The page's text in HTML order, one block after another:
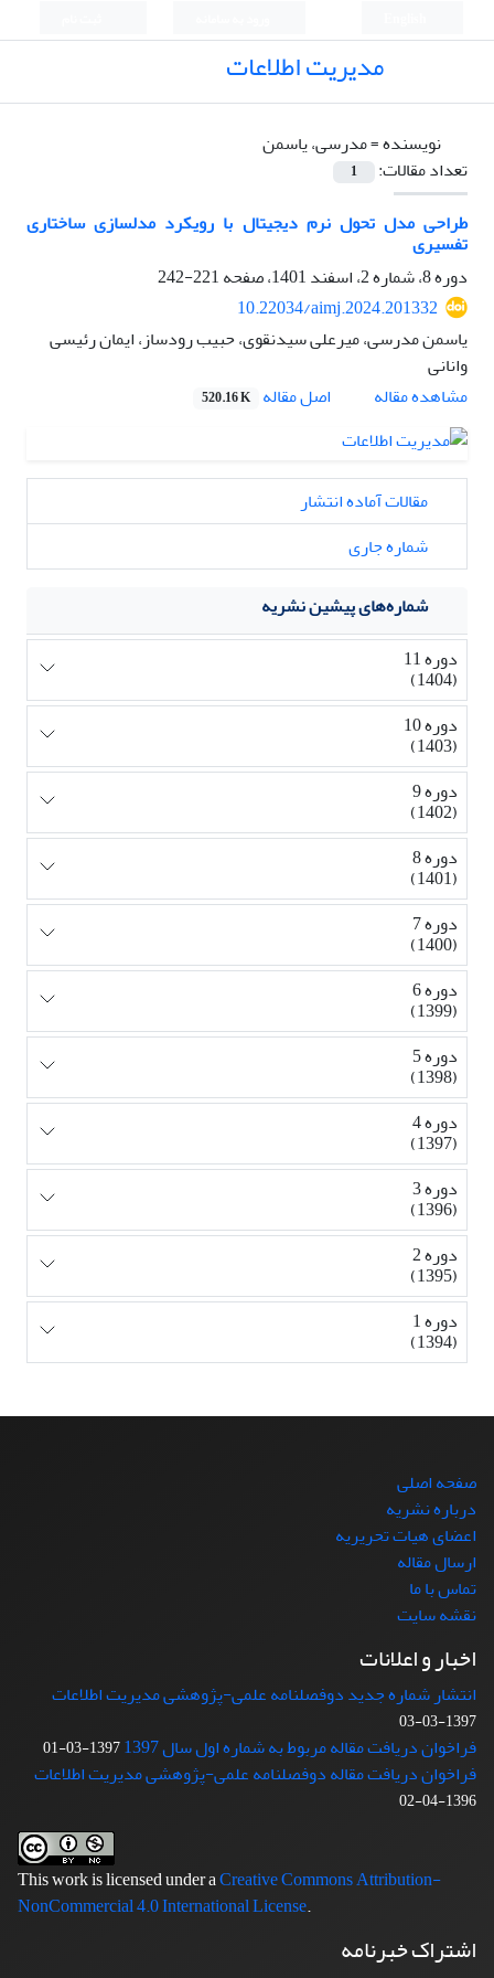
مدیریت اطلاعات
نویسنده =مدرسی، یاسمن
تعداد مقالات:
1
طراحی مدل تحول نرم دیجیتال با رویکرد مدل‏سازی ساختاری
تفسیری
دوره 8، شماره 2، اسفند 1401، صفحه
221-242
10.22034/aimj.2024.201332
یاسمن مدرسی، میرعلی سیدنقوی، حبیب رودساز، ایمان رئیسی
وانانی
مشاهده مقاله
اصل مقاله 520.16 K
مقالات آماده انتشار
شماره جاری
شماره‌های پیشین نشریه
دوره 11
(1404)
دوره 10
(1403)
دوره 9
(1402)
دوره 8
(1401)
دوره 7
(1400)
دوره 6
(1399)
دوره 5
(1398)
دوره 4
(1397)
دوره 3
(1396)
دوره 2
(1395)
دوره 1
(1394)
صفحه اصلی
درباره نشریه
اعضای هیات تحریریه
ارسال مقاله
تماس با ما
نقشه سایت
اخبار و اعلانات
انتشار شماره جدید دوفصلنامه علمی-پژوهشی مدیریت اطلاعات
1397-03-03
فراخوان دریافت مقاله مربوط به شماره اول سال 1397 1397-03-01
فراخوان دریافت مقاله دوفصلنامه علمی-پژوهشی مدیریت اطلاعات
1396-04-02
This work is licensed under aCreative Commons Attribution-
NonCommercial 4.0 International License.
اشتراک خبرنامه